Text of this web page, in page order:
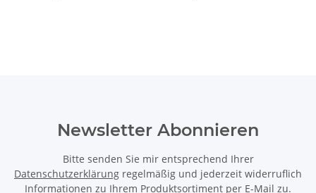
Newsletter Abonnieren
Bitte senden Sie mir entsprechend Ihrer
Datenschutzerklärung regelmäßig und jederzeit widerruflich
Informationen zu Ihrem Produktsortiment per E-Mail zu.